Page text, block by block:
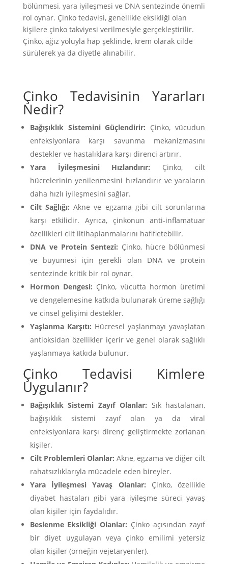
bölünmesi, yara iyileşmesi ve DNA sentezinde önemli
rol oynar. Çinko tedavisi, genellikle eksikliği olan
kişilere çinko takviyesi verilmesiyle gerçekleştirilir.
Çinko, ağız yoluyla hap şeklinde, krem olarak cilde
sürülerek ya da diyetle alınabilir.
Çinko Tedavisinin Yararları
Nedir?
Bağışıklık Sistemini Güçlendirir: Çinko, vücudun
enfeksiyonlara karşı savunma mekanizmasını
destekler ve hastalıklara karşı direnci artırır.
Yara İyileşmesini Hızlandırır: Çinko, cilt
hücrelerinin yenilenmesini hızlandırır ve yaraların
daha hızlı iyileşmesini sağlar.
Cilt Sağlığı: Akne ve egzama gibi cilt sorunlarına
karşı etkilidir. Ayrıca, çinkonun anti-inflamatuar
özellikleri cilt iltihaplanmalarını hafifletebilir.
DNA ve Protein Sentezi: Çinko, hücre bölünmesi
ve büyümesi için gerekli olan DNA ve protein
sentezinde kritik bir rol oynar.
Hormon Dengesi: Çinko, vücutta hormon üretimi
ve dengelemesine katkıda bulunarak üreme sağlığı
ve cinsel gelişimi destekler.
Yaşlanma Karşıtı: Hücresel yaşlanmayı yavaşlatan
antioksidan özellikler içerir ve genel olarak sağlıklı
yaşlanmaya katkıda bulunur.
Çinko Tedavisi Kimlere
Uygulanır?
Bağışıklık Sistemi Zayıf Olanlar: Sık hastalanan,
bağışıklık sistemi zayıf olan ya da viral
enfeksiyonlara karşı direnç geliştirmekte zorlanan
kişiler.
Cilt Problemleri Olanlar: Akne, egzama ve diğer cilt
rahatsızlıklarıyla mücadele eden bireyler.
Yara İyileşmesi Yavaş Olanlar: Çinko, özellikle
diyabet hastaları gibi yara iyileşme süreci yavaş
olan kişiler için faydalıdır.
Beslenme Eksikliği Olanlar: Çinko açısından zayıf
bir diyet uygulayan veya çinko emilimi yetersiz
olan kişiler (örneğin vejetaryenler).